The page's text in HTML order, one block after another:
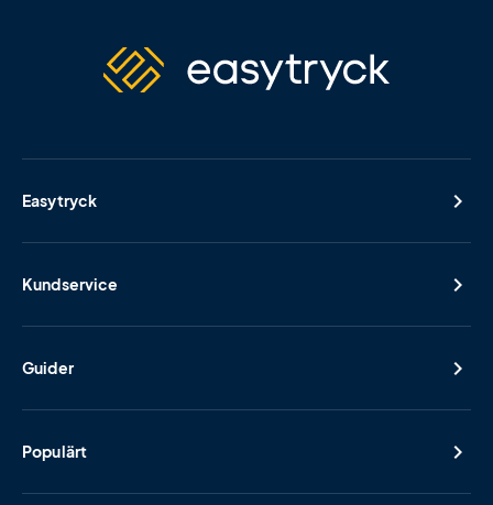
Easytryck
Kundservice
Guider
Populärt